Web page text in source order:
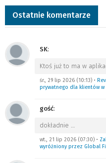
Ostatnie komentarze
SK:
Ktoś już to ma w
śr., 29 lip 2026 (10:13) •
prywatnego dla klientów w
gość:
dokładnie
wt., 21 lip 2026 (07:30) •
wyróżniony przez Global